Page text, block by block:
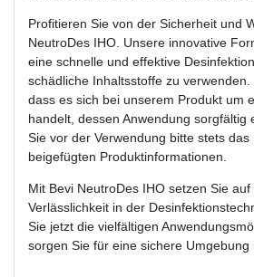
Profitieren Sie von der Sicherheit und
NeutroDes IHO. Unsere innovative
eine schnelle und effektive
schädliche Inhaltsstoffe zu verwenden.
dass es sich bei unserem Produkt um
handelt, dessen Anwendung sorgfältig
Sie vor der Verwendung bitte stets das
beigefügten Produktinformationen.
Mit Bevi NeutroDes IHO setzen Sie
Verlässlichkeit in der
Sie jetzt die vielfältigen
sorgen Sie für eine sichere Umgebung